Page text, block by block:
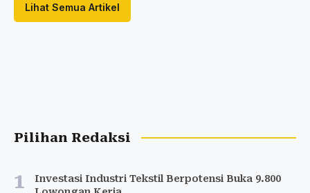
Lihat Semua Artikel
Pilihan Redaksi
1
Investasi Industri Tekstil Berpotensi Buka 9.800